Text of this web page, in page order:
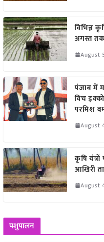
विभिन्न
अगस्त
August
पंजाब में
विच
परमिश
August
कृषि
आखिरी
August
पशुपालन